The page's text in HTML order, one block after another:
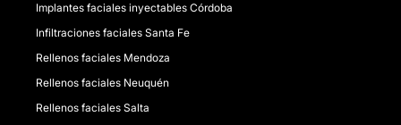
Implantes faciales inyectables Córdoba
Infiltraciones faciales Santa Fe
Rellenos faciales Mendoza
Rellenos faciales Neuquén
Rellenos faciales Salta